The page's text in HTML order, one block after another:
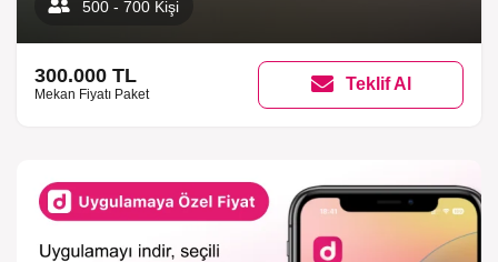
500 - 700 Kişi
300.000 TL
Mekan Fiyatı Paket
Teklif Al